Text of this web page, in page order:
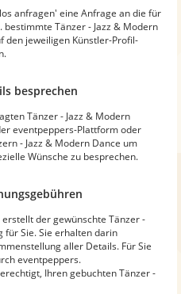
anfragen' eine Anfrage an die für
Tänzer - Jazz & Modern
den jeweiligen Künstler-Profil-
besprechen
Tänzer - Jazz & Modern
eventpeppers-Plattform oder
- Jazz & Modern Dance um
Wünsche zu besprechen.
der gewünschte Tänzer -
für Sie. Sie erhalten darin
aller Details. Für Sie
eventpeppers.
Ihren gebuchten Tänzer -